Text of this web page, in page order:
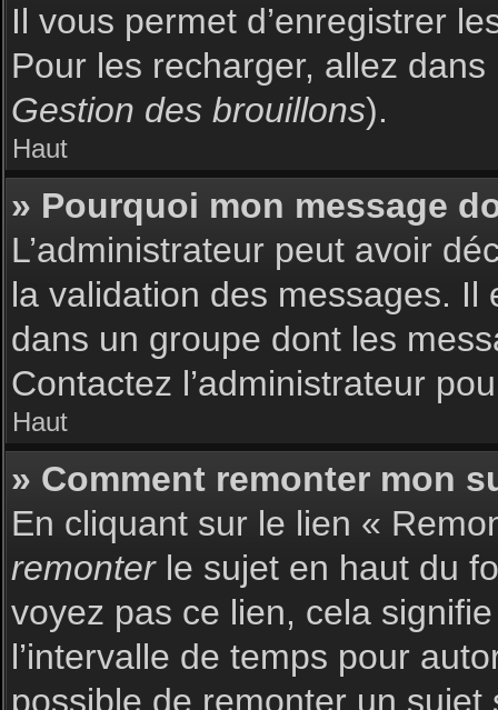
Il vous permet d’enregistrer
Pour les recharger, allez
Gestion des brouillons).
Haut
» Pourquoi mon message
L’administrateur peut avoir
la validation des messages. Il
dans un groupe dont les
Contactez l’administrateur
Haut
» Comment remonter mon
En cliquant sur le lien «
remonterle sujet en haut du
voyez pas ce lien, cela
l’intervalle de temps pour
possible de remonter un